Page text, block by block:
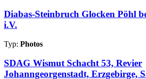
Diabas-Steinbruch Glocken Pöhl
i.V.
Typ: Photos
SDAG Wismut Schacht 53, Revier
Johanngeorgenstadt, Erzgebirge,